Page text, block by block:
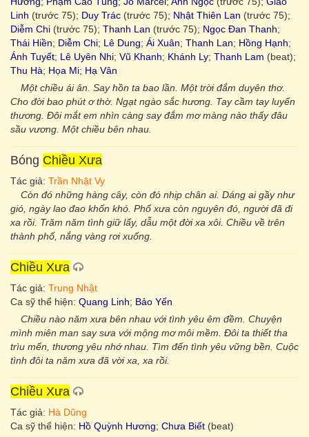
Linh (trước 75); Duy Trác (trước 75); Nhật Thiên Lan (trước 75);
Diễm Chi (trước 75); Thanh Lan (trước 75); Ngọc Đan Thanh;
Thái Hiền; Diễm Chi; Lê Dung; Ái Xuân; Thanh Lan; Hồng Hạnh;
Ánh Tuyết; Lê Uyên Nhi; Vũ Khanh; Khánh Ly; Thanh Lam (beat);
Thu Hà; Họa Mi; Hạ Vân
Một chiều ái ân. Say hồn ta bao lần. Một trời đắm duyên thơ.
Cho đời bao phút ơ thờ. Ngạt ngào sắc hương. Tay cầm tay luyến
thương. Đôi mắt em nhìn càng say đắm mơ màng nào thấy đâu
sầu vương. Một chiều bên nhau.
Bóng Chiều Xưa
Tác giả: Trần Nhật Vy
Còn đó những hàng cây, còn đó nhịp chân ai. Dáng ai gầy như
gió, ngày lao đao khốn khó. Phố xưa còn nguyên đó, người đã đi
xa rồi. Trăm năm tình giữ lấy, dẫu một đời xa xôi. Chiều về trên
thành phố, nắng vàng rơi xuống.
Chiều Xưa
Tác giả: Trung Nhật
Ca sỹ thể hiện: Quang Linh; Bảo Yến
Chiều nào năm xưa bên nhau với tình yêu êm đềm. Chuyện
mình miên man say sưa với mộng mơ môi mềm. Đôi ta thiết tha
trìu mến, thương yêu nhớ nhau. Tìm đến tình yêu vững bền. Cuộc
tình đôi ta năm xưa đã vời xa, xa rồi.
Chiều Xưa
Tác giả: Hà Dũng
Ca sỹ thể hiện: Hồ Quỳnh Hương; Chưa Biết (beat)